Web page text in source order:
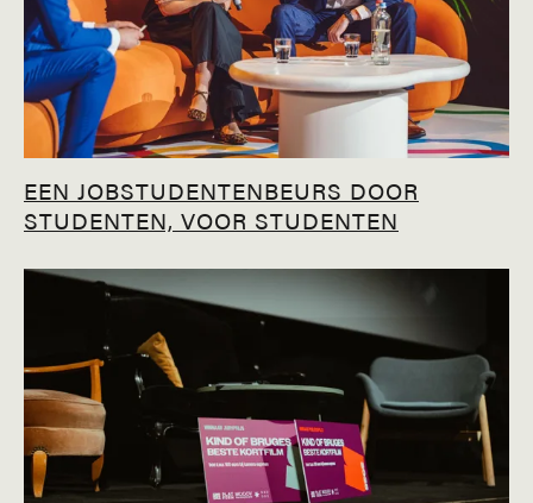
EEN JOBSTUDENTENBEURS DOOR
STUDENTEN, VOOR STUDENTEN